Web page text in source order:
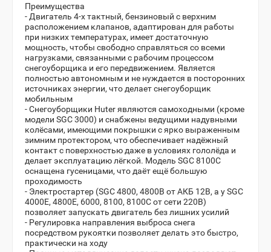
Преимущества
- Двигатель 4-х тактный, бензиновый с верхним
расположением клапанов, адаптирован для работы
при низких температурах, имеет достаточную
мощность, чтобы свободно справляться со всеми
нагрузками, связанными с рабочим процессом
снегоуборщика и его передвижением. Является
полностью автономным и не нуждается в посторонних
источниках энергии, что делает снегоуборщик
мобильным
- Снегоуборщики Huter являются самоходными (кроме
модели SGC 3000) и снабжены ведущими надувными
колёсами, имеющими покрышки с ярко выраженным
зимним протектором, что обеспечивает надёжный
контакт с поверхностью даже в условиях гололёда и
делает эксплуатацию лёгкой. Модель SGC 8100C
оснащена гусеницами, что даёт ещё большую
проходимость
- Электростартер (SGC 4800, 4800В от АКБ 12В, а у SGC
4000E, 4800E, 6000, 8100, 8100C от сети 220В)
позволяет запускать двигатель без лишних усилий
- Регулировка направления выброса снега
посредством рукоятки позволяет делать это быстро,
практически на ходу